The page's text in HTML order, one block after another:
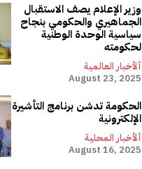
وزير الإعلام يصف الاستقبال
الجماهيري والحكومي بنجاح
سياسية الوحدة الوطنية
لحكومته
ألأخبار العالمية
August 23, 2025
الحكومة تدشن برنامج التأشيرة
الإلكترونية
ألأخبار المحلية
August 16, 2025